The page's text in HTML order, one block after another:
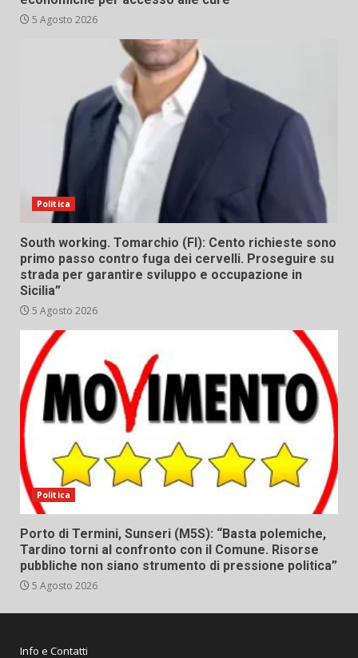
5 Agosto 2026
Politica
South working. Tomarchio (FI): Cento richieste sono
primo passo contro fuga dei cervelli. Proseguire su
strada per garantire sviluppo e occupazione in
Sicilia”
5 Agosto 2026
Politica
Porto di Termini, Sunseri (M5S): “Basta polemiche,
Tardino torni al confronto con il Comune. Risorse
pubbliche non siano strumento di pressione politica”
5 Agosto 2026
Info e Contatti